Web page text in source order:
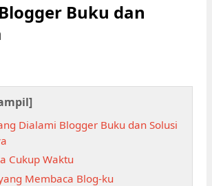
Buku dan
]
Dialami Blogger Buku dan Solusi
Cukup Waktu
Membaca Blog-ku